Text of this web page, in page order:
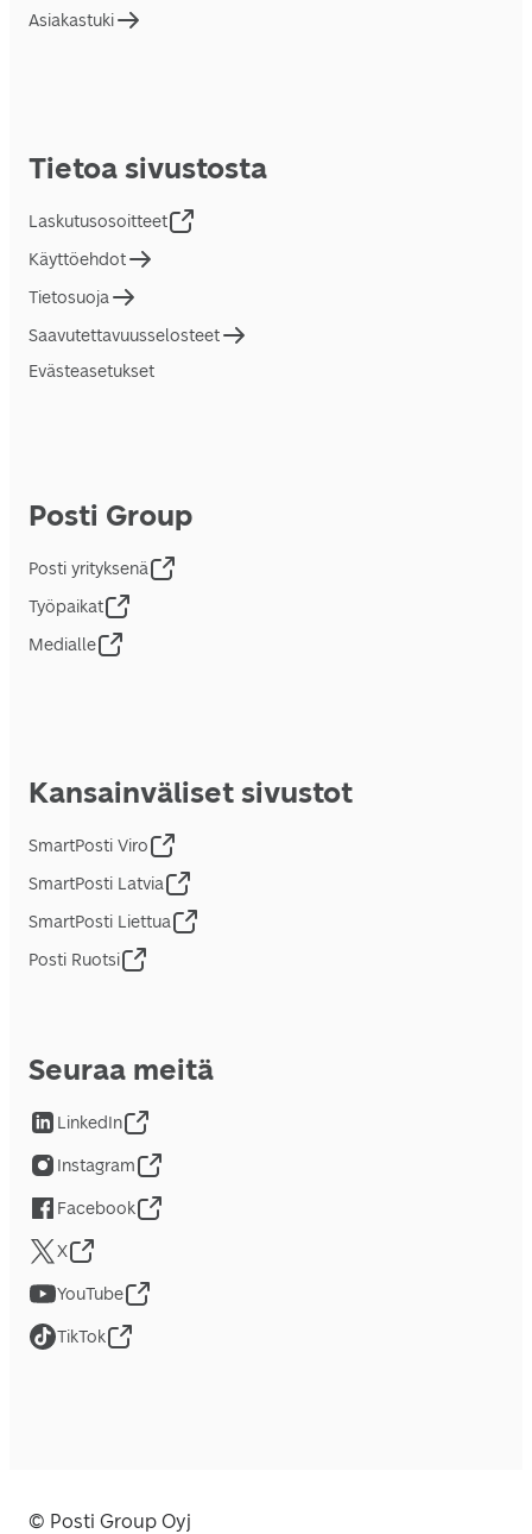
Asiakastuki
Tietoa sivustosta
Laskutusosoitteet
Käyttöehdot
Tietosuoja
Saavutettavuusselosteet
Evästeasetukset
Posti Group
Posti yrityksenä
Työpaikat
Medialle
Kansainväliset sivustot
SmartPosti Viro
SmartPosti Latvia
SmartPosti Liettua
Posti Ruotsi
Seuraa meitä
LinkedIn
Instagram
Facebook
X
YouTube
TikTok
© Posti Group Oyj